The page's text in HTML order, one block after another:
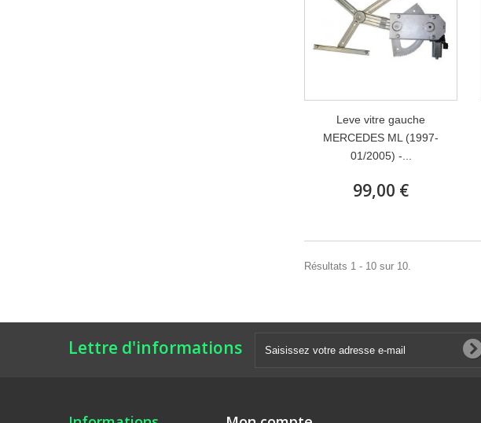
Leve vitre gauche
MERCEDES ML (1997-
01/2005) -...
99,00 €
Résultats 1 - 10 sur 10.
Lettre d'informations